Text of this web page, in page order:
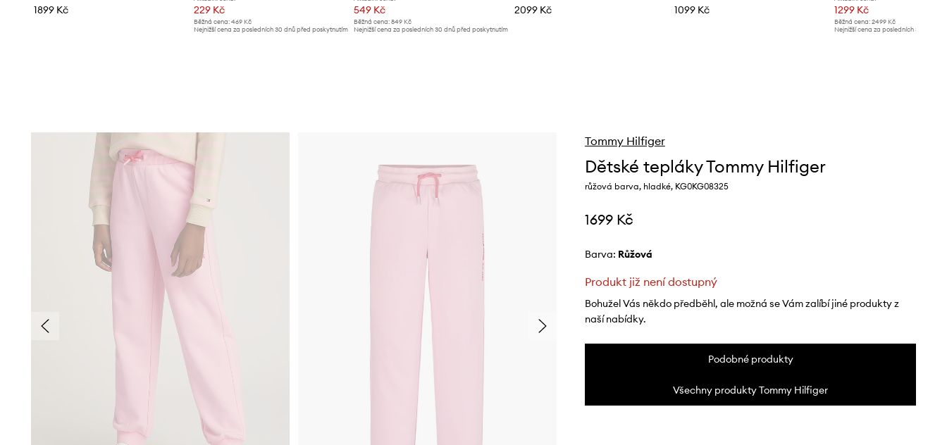
1899 Kč 229 Kč
Běžná cena:469 Kč
Nejnižší cena za posledních 30 dnů před poskytnutím
549 Kč
Běžná cena: 849 Kč
Nejnižší cena za posledních 30 dnů před poskytnutím
2099 Kč 1099 Kč 1299 Kč
Běžná cena: 2499 Kč
Nejnižší cena za posledních 30 dnů
Tommy Hilfiger
Dětské tepláky Tommy Hilfiger
růžová barva, hladké, KG0KG08325
1699 Kč
Barva: růžová
Produkt již není dostupný
Bohužel Vás někdo předběhl, ale možná se Vám zalíbí jiné produkty z
naší nabídky.
Podobné produkty
Všechny produkty Tommy Hilfiger